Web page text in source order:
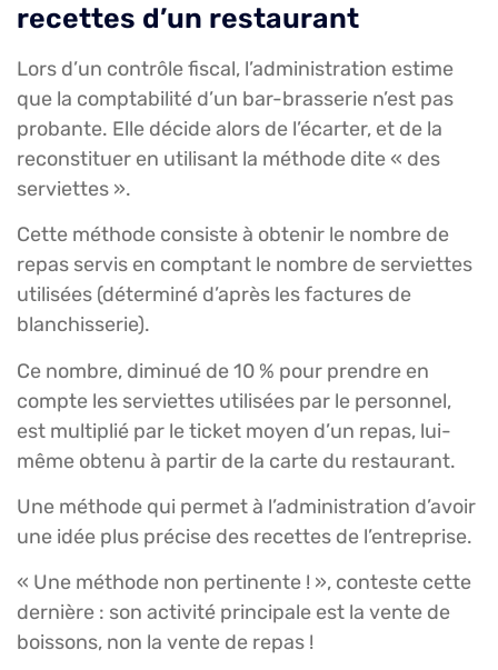
recettes d’un restaurant
Lors d’un contrôle fiscal, l’administration estime
que la comptabilité d’un bar-brasserie n’est pas
probante. Elle décide alors de l’écarter, et de la
reconstituer en utilisant la méthode dite « des
serviettes ».
Cette méthode consiste à obtenir le nombre de
repas servis en comptant le nombre de serviettes
utilisées (déterminé d’après les factures de
blanchisserie).
Ce nombre, diminué de 10 % pour prendre en
compte les serviettes utilisées par le personnel,
est multiplié par le ticket moyen d’un repas, lui-
même obtenu à partir de la carte du restaurant.
Une méthode qui permet à l’administration d’avoir
une idée plus précise des recettes de l’entreprise.
« Une méthode non pertinente ! », conteste cette
dernière : son activité principale est la vente de
boissons, non la vente de repas !